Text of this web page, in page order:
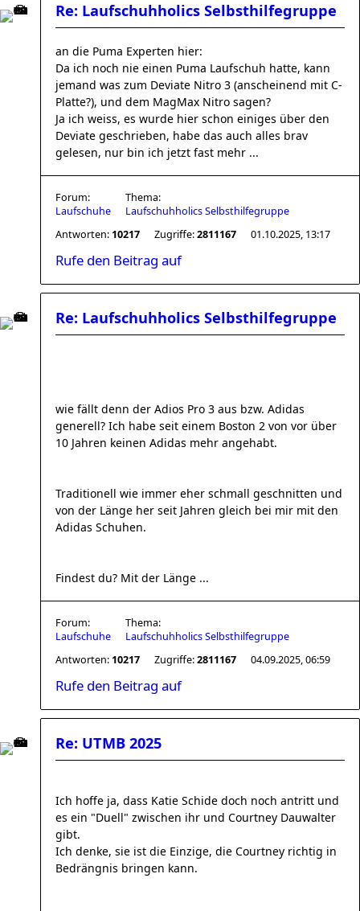
Re: Laufschuhholics Selbsthilfegruppe
an die Puma Experten hier:
Da ich noch nie einen Puma Laufschuh hatte, kann
jemand was zum Deviate Nitro 3 (anscheinend mit C-
Platte?), und dem MagMax Nitro sagen?
Ja ich weiss, es wurde hier schon einiges über den
Deviate geschrieben, habe das auch alles brav
gelesen, nur bin ich jetzt fast mehr ...
Forum:
Laufschuhe
Thema:
Laufschuhholics Selbsthilfegruppe
Antworten: 10217 Zugriffe:2811167 01.10.2025, 13:17
Rufe den Beitrag auf
Re: Laufschuhholics Selbsthilfegruppe
wie fällt denn der Adios Pro 3 aus bzw. Adidas
generell? Ich habe seit einem Boston 2 von vor über
10 Jahren keinen Adidas mehr angehabt.
Traditionell wie immer eher schmall geschnitten und
von der Länge her seit Jahren gleich bei mir mit den
Adidas Schuhen.
Findest du? Mit der Länge ...
Forum:
Laufschuhe
Thema:
Laufschuhholics Selbsthilfegruppe
Antworten: 10217 Zugriffe:2811167 04.09.2025, 06:59
Rufe den Beitrag auf
Re: UTMB 2025
Ich hoffe ja, dass Katie Schide doch noch antritt und
es ein "Duell" zwischen ihr und Courtney Dauwalter
gibt.
Ich denke, sie ist die Einzige, die Courtney richtig in
Bedrängnis bringen kann.